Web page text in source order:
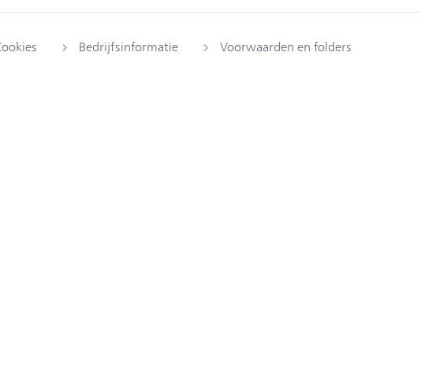
Bedrijfsinformatie Voorwaarden en folders